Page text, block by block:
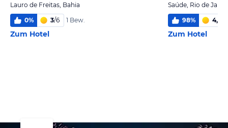
Lauro de Freitas, Bahia
0% 3/6 1 Bew.
Zum Hotel
Saúde, Rio de
98% 4,7
Zum Hotel